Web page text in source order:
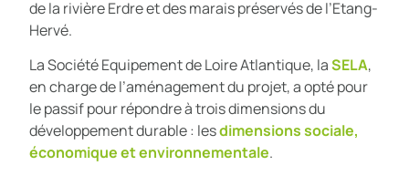
de la rivière Erdre et des marais préservés de l’Etang-
Hervé.
La Société Equipement de Loire Atlantique, laSELA,
en charge de l’aménagement du projet, a opté pour
le passif pour répondre à trois dimensions du
développement durable : lesdimensions sociale,
économique et environnementale.